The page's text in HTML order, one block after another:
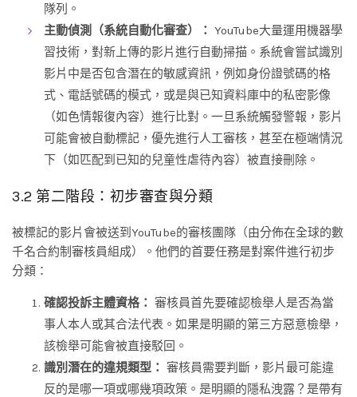
隊列。
主動偵測（系統自動化審查）： YouTube大量運用機器學
習技術，對新上傳的影片進行自動掃描。系統會嘗試識別
影片中是否包含潛在的敏感資訊，例如身份證號碼的格
式、電話號碼的模式，或是與已知資料庫中的私密影像
（如色情報復內容）進行比對。一旦系統觸發警報，影片
可能會被自動標記，優先進行人工審核，甚至在極端情況
下（如匹配到已知的兒童性虐待內容）被直接刪除。
3.2 第二階段：初步審查與分類
被標記的影片會被送到YouTube的審核團隊（由分佈在全球的數
千名合約制審核員組成）。他們的首要任務是對案件進行初步
分類：
確認投訴主體資格： 審核員首先要確認檢舉人是否為當
事人本人或其合法代表。如果是明顯的第三方惡意檢舉，
該檢舉可能會被直接駁回。
識別潛在的違規類型： 審核員需要判斷，影片最可能違
反的是哪一項或哪幾項政策。是明顯的隱私洩露？是帶有